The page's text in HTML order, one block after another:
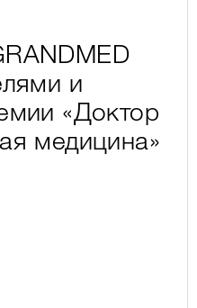
и
«Доктор
медицина»